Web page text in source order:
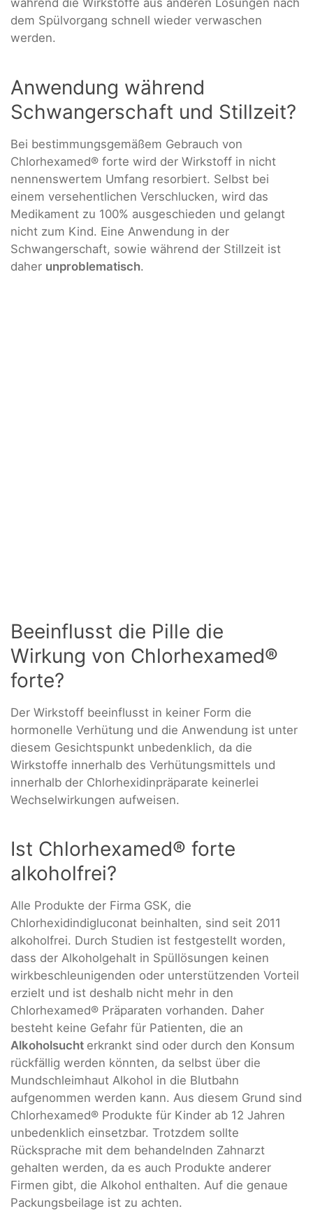
während die Wirkstoffe aus anderen Lösungen nach
dem Spülvorgang schnell wieder verwaschen
werden.
Anwendung während
Schwangerschaft und Stillzeit?
Bei bestimmungsgemäßem Gebrauch von
Chlorhexamed® forte wird der Wirkstoff in nicht
nennenswertem Umfang resorbiert. Selbst bei
einem versehentlichen Verschlucken, wird das
Medikament zu 100% ausgeschieden und gelangt
nicht zum Kind. Eine Anwendung in der
Schwangerschaft, sowie während der Stillzeit ist
daher unproblematisch.
Beeinflusst die Pille die
Wirkung von Chlorhexamed®
forte?
Der Wirkstoff beeinflusst in keiner Form die
hormonelle Verhütung und die Anwendung ist unter
diesem Gesichtspunkt unbedenklich, da die
Wirkstoffe innerhalb des Verhütungsmittels und
innerhalb der Chlorhexidinpräparate keinerlei
Wechselwirkungen aufweisen.
Ist Chlorhexamed® forte
alkoholfrei?
Alle Produkte der Firma GSK, die
Chlorhexidindigluconat beinhalten, sind seit 2011
alkoholfrei. Durch Studien ist festgestellt worden,
dass der Alkoholgehalt in Spüllösungen keinen
wirkbeschleunigenden oder unterstützenden Vorteil
erzielt und ist deshalb nicht mehr in den
Chlorhexamed® Präparaten vorhanden. Daher
besteht keine Gefahr für Patienten, die an
Alkoholsucht erkrankt sind oder durch den Konsum
rückfällig werden könnten, da selbst über die
Mundschleimhaut Alkohol in die Blutbahn
aufgenommen werden kann. Aus diesem Grund sind
Chlorhexamed® Produkte für Kinder ab 12 Jahren
unbedenklich einsetzbar. Trotzdem sollte
Rücksprache mit dem behandelnden Zahnarzt
gehalten werden, da es auch Produkte anderer
Firmen gibt, die Alkohol enthalten. Auf die genaue
Packungsbeilage ist zu achten.